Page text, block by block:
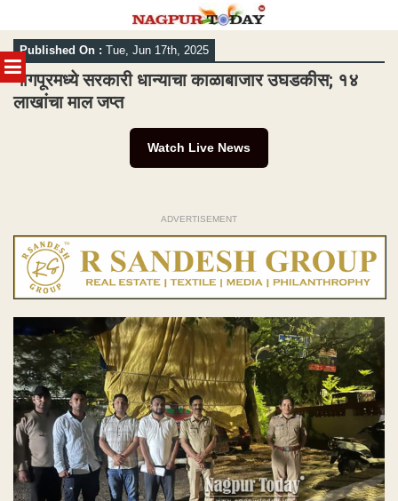
MENU
Skip
to
content
Published On : Tue, Jun 17th, 2025
नागपूरमध्ये सरकारी धान्याचा काळाबाजार उघडकीस; १४
लाखांचा माल जप्त
Watch Live News
ADVERTISEMENT